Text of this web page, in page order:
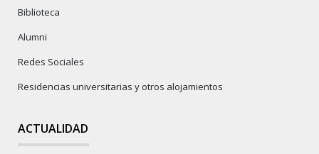
Biblioteca
Alumni
Redes Sociales
Residencias universitarias y otros alojamientos
ACTUALIDAD